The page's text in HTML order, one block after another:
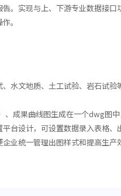
。实现与上、下游专业数据接
。
水文地质、土工试验、岩石试
、成果曲线图生成在一个dwg图
台设计，可设置数据录入表格、
业统一管理出图样式和提高生产